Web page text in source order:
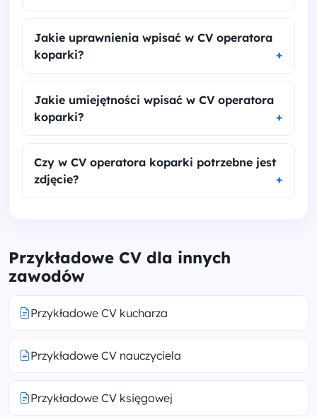
Jakie uprawnienia wpisać w CV operatora
koparki?
Jakie umiejętności wpisać w CV operatora
koparki?
Czy w CV operatora koparki potrzebne jest
zdjęcie?
Przykładowe CV dla innych
zawodów
Przykładowe CV kucharza
Przykładowe CV nauczyciela
Przykładowe CV księgowej